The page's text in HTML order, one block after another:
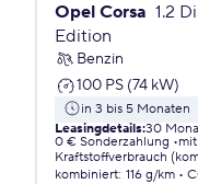
Opel Corsa 1.2
Edition
Benzin
100 PS (74 kW)
in 3 bis 5 Monaten
Leasingdetails:30
0 € Sonderzahlung
Kraftstoffverbrauch
kombiniert: 116 g/km